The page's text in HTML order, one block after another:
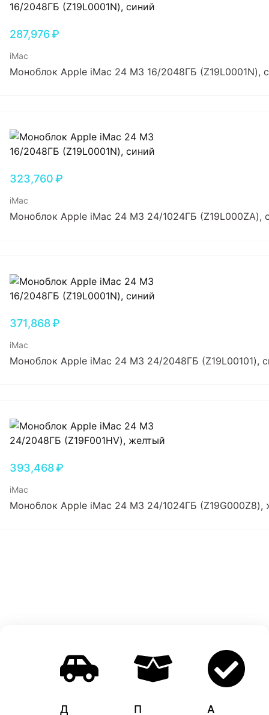
287,976₽
iMac
Моноблок Apple iMac 24 M3 16/2048ГБ (Z19L0001N),
323,760₽
iMac
Моноблок Apple iMac 24 M3 24/1024ГБ (Z19L000ZA),
371,868₽
iMac
Моноблок Apple iMac 24 M3 24/2048ГБ (Z19L00101),
393,468₽
iMac
Моноблок Apple iMac 24 M3 24/1024ГБ (Z19G000Z8),
Д П A